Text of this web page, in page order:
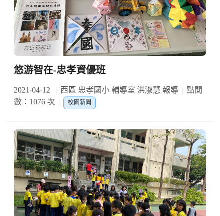
悠游智在-忠孝資優班
2021-04-12 西區 忠孝國小 輔導室 洪淑慧 報導
點閱
數：1076 次
校園新聞